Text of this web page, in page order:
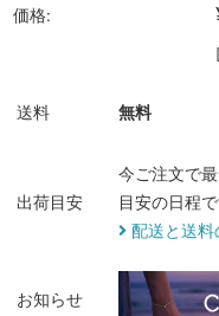
価格:
送料 無料
出荷目安
今ご注文で
目安の日程で
配送と送料
お知らせ